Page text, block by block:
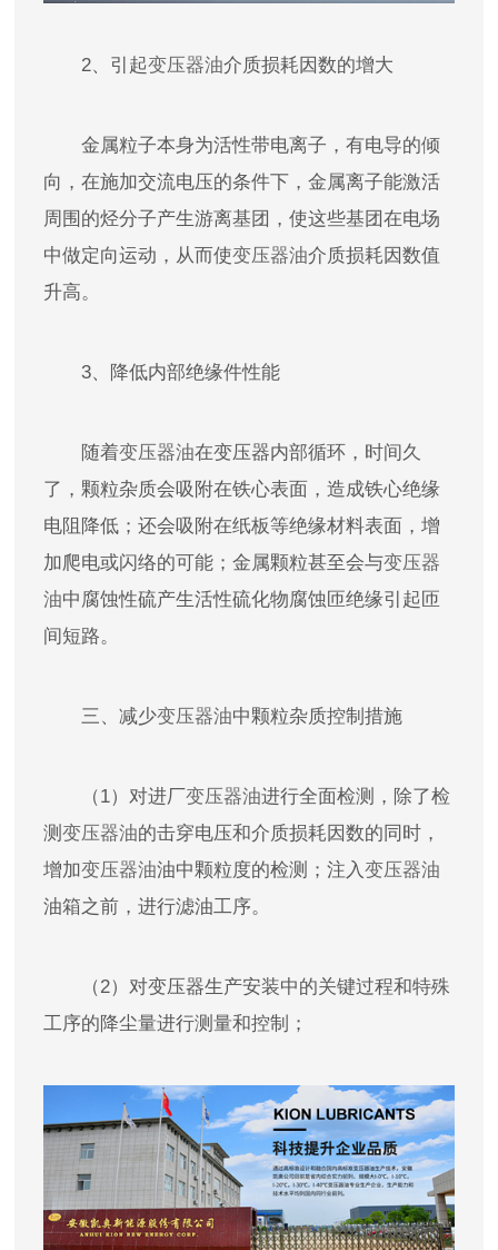
2、引起变压器油介质损耗因数的增大
金属粒子本身为活性带电离子，有电导的倾
向，在施加交流电压的条件下，金属离子能激活
周围的烃分子产生游离基团，使这些基团在电场
中做定向运动，从而使变压器油介质损耗因数值
升高。
3、降低内部绝缘件性能
随着变压器油在变压器内部循环，时间久
了，颗粒杂质会吸附在铁心表面，造成铁心绝缘
电阻降低；还会吸附在纸板等绝缘材料表面，增
加爬电或闪络的可能；金属颗粒甚至会与变压器
油中腐蚀性硫产生活性硫化物腐蚀匝绝缘引起匝
间短路。
三、减少变压器油中颗粒杂质控制措施
（1）对进厂变压器油进行全面检测，除了检
测 变压器油的击穿电压和介质损耗因数的同时，
增加变压器油油中颗粒度的检测；注入变压器油
油箱之前，进行滤油工序。
（2）对变压器生产安装中的关键过程和特殊
工序的降尘量进行测量和控制；